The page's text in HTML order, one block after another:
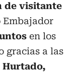
de visitante
Embajador
en los
gracias a las
Hurtado,